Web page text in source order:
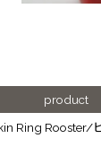
product
Ring Rooster/